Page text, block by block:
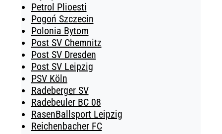
Petrol Plioesti
Pogoń Szczecin
Polonia Bytom
Post SV Chemnitz
Post SV Dresden
Post SV Leipzig
PSV Köln
Radeberger SV
Radebeuler BC 08
RasenBallsport Leipzig
Reichenbacher FC